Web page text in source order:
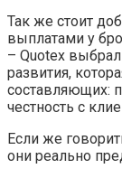
Так же стоит
выплатами у
– Quotex
развития,
составляющих:
честность с
Если же
они реально